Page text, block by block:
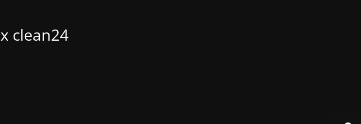
x clean24